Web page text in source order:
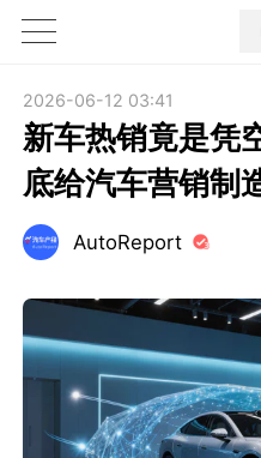
1X
2026-06-12 03:41
新车热销竟是凭
底给汽车营销制
AutoReport